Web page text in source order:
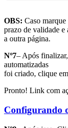
OBS: Caso
prazo de validade
a outra página.
Nº7– Após
automatizadas
foi criado, clique em
Pronto! Link com
Configurando